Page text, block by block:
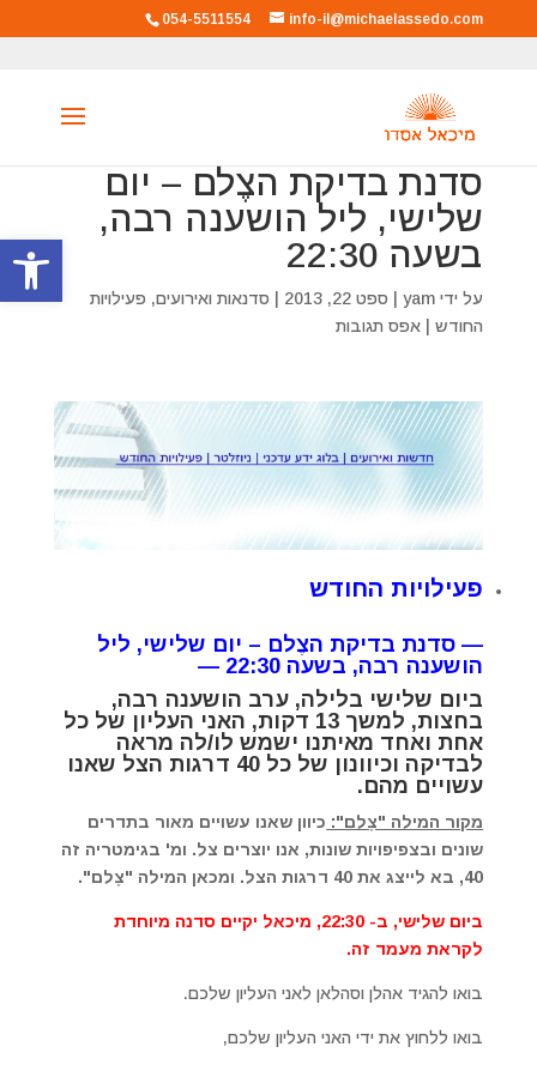
054-5511554 info-il@michaelassedo.com
סדנת בדיקת הצֶלם – יום
שלישי, ליל הושענה רבה,
בשעה 22:30
על ידי yam
| ספט 22, 2013 סדנאות ואירועים, פעילויות
החודש| אפס תגובות
פעילויות החודש
— סדנת בדיקת הצֶלם – יום שלישי, ליל
הושענה רבה, בשעה 22:30 —
ביום שלישי בלילה, ערב הושענה רבה,
בחצות, למשך 13 דקות, האני העליון של כל
אחת ואחד מאיתנו ישמש לו/לה מראה
לבדיקה וכיוונון של כל 40 דרגות הצל שאנו
עשויים מהם.
מקור המילה "צֶלם": כיוון שאנו עשויים מאור בתדרים
שונים ובצפיפויות שונות, אנו יוצרים צל. ומ' בגימטריה זה
40, בא לייצג את 40 דרגות הצל. ומכאן המילה "צֶלם".
ביום שלישי, ב- 22:30, מיכאל יקיים סדנה מיוחדת
לקראת מעמד זה.
בואו להגיד אהלן וסהלאן לאני העליון שלכם.
בואו ללחוץ את ידי האני העליון שלכם,
פתח